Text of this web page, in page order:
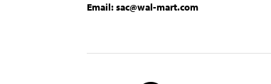
Email: sac@wal-mart.com